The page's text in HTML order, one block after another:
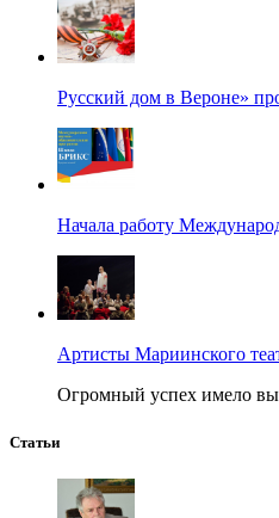
Русский дом в Вероне»
Начала работу
Артисты Мариинского
Огромный успех имело
Статьи